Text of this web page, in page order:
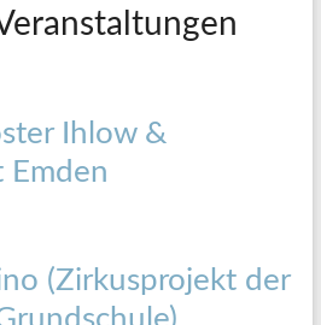
Ihlow &
Emden
(Zirkusprojekt der